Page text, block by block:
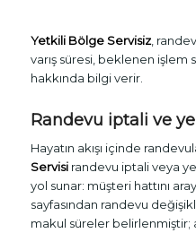
Yetkili Bölge Servisiz,
varış süresi, beklenen
hakkında bilgi verir.
Randevu iptali ve
Hayatın akışı içinde
Servisirandevu iptali veya
yol sunar: müşteri hattını
sayfasından randevu
makul süreler